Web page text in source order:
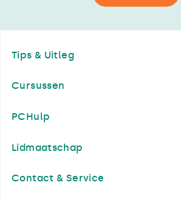
Tips & Uitleg
Cursussen
PCHulp
Lidmaatschap
Contact & Service